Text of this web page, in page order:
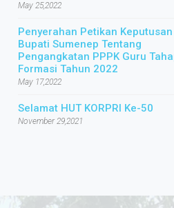
May 25,2022
Penyerahan Petikan Keputusan
Bupati Sumenep Tentang
Pengangkatan PPPK Guru
Formasi Tahun 2022
May 17,2022
Selamat HUT KORPRI Ke-50
November 29,2021